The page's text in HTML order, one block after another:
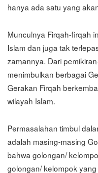
hanya ada satu yang
Munculnya Firqah-firqah
Islam dan juga tak
zamannya. Dari
menimbulkan berbagai
Gerakan Firqah
wilayah Islam.
Permasalahan timbul
adalah masing-masing
bahwa golongan/
golongan/ kelompok